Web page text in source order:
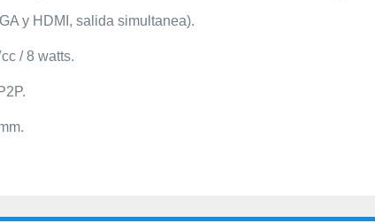
y HDMI, salida simultanea).
/ 8 watts.